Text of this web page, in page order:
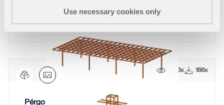
Use necessary cookies only
Estructura de enrejado de madera | Rejilla triangul
1286x 166x
Pérgola de madera